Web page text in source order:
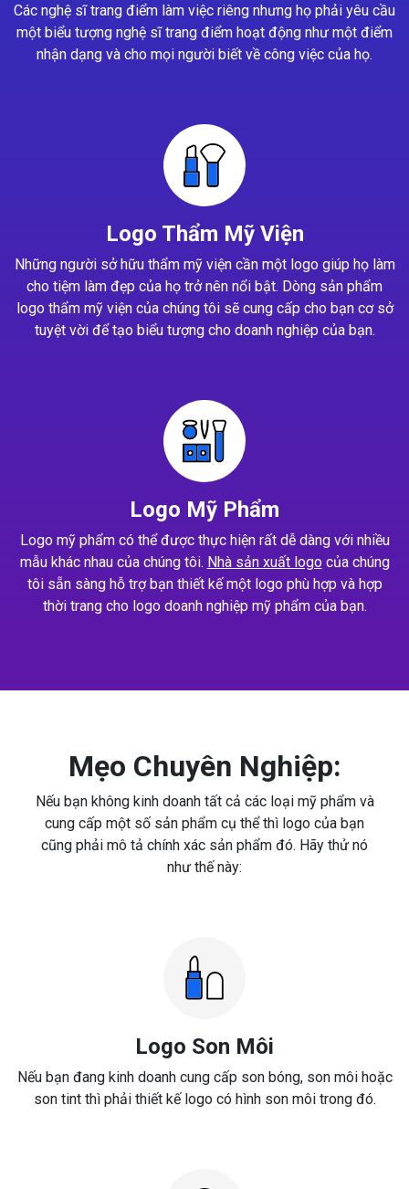
Các nghệ sĩ trang điểm làm việc riêng nhưng họ phải yêu cầu
một biểu tượng nghệ sĩ trang điểm hoạt động như một điểm
nhận dạng và cho mọi người biết về công việc của họ.
Logo Thẩm Mỹ Viện
Những người sở hữu thẩm mỹ viện cần một logo giúp họ làm
cho tiệm làm đẹp của họ trở nên nổi bật. Dòng sản phẩm
logo thẩm mỹ viện của chúng tôi sẽ cung cấp cho bạn cơ sở
tuyệt vời để tạo biểu tượng cho doanh nghiệp của bạn.
Logo Mỹ Phẩm
Logo mỹ phẩm có thể được thực hiện rất dễ dàng với nhiều
mẫu khác nhau của chúng tôi. Nhà sản xuất logocủa chúng
tôi sẵn sàng hỗ trợ bạn thiết kế một logo phù hợp và hợp
thời trang cho logo doanh nghiệp mỹ phẩm của bạn.
Mẹo Chuyên Nghiệp:
Nếu bạn không kinh doanh tất cả các loại mỹ phẩm và
cung cấp một số sản phẩm cụ thể thì logo của bạn
cũng phải mô tả chính xác sản phẩm đó. Hãy thử nó
như thế này:
Logo Son Môi
Nếu bạn đang kinh doanh cung cấp son bóng, son môi hoặc
son tint thì phải thiết kế logo có hình son môi trong đó.